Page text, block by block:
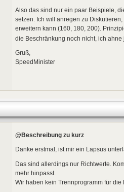
Also das sind nur ein paar Beispiele,
setzen. Ich will anregen zu
erweitern kann (160, 180, 200).
die Beschränkung noch nicht, ich
Gruß,
SpeedMinister
@Beschreibung zu kurz
Danke erstmal, ist mir ein Lapsus
Das sind allerdings nur Richtwerte.
mehr hinpasst.
Wir haben kein Trennprogramm für